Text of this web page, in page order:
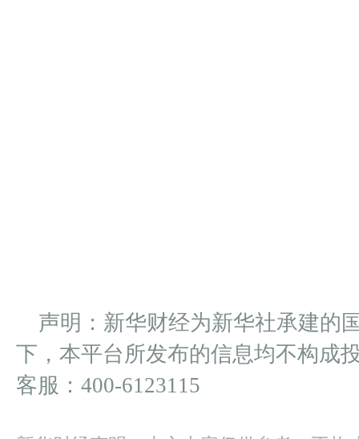
声明：新华财经为新华社承建的
下，本平台所发布的信息均不构成
客服：400-6123115